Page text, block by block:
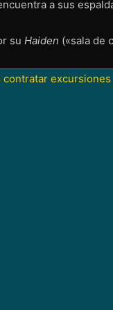
a sus
su Haiden («sala de
contratar